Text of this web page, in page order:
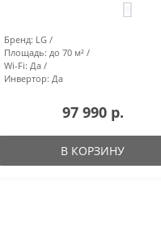
Бренд: LG
Площадь: до 70 м²
Wi-Fi: Да
Инвертор: Да
97 990 р.
В КОРЗИНУ